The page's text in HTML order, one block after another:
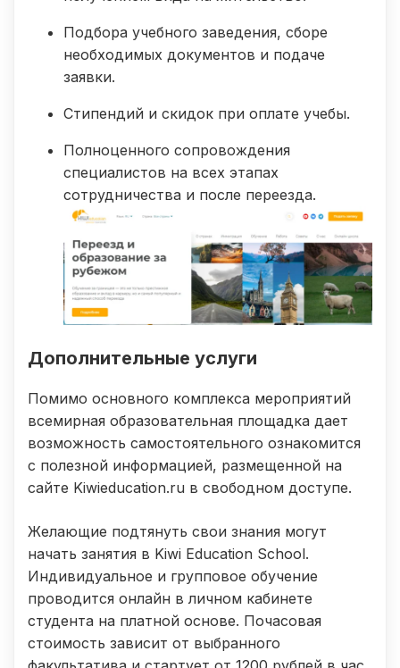
Подбора учебного заведения, сборе
необходимых документов и подаче
заявки.
Стипендий и скидок при оплате учебы.
Полноценного сопровождения
специалистов на всех этапах
сотрудничества и после переезда.
Дополнительные услуги
Помимо основного комплекса мероприятий
всемирная образовательная площадка дает
возможность самостоятельного ознакомится
с полезной информацией, размещенной на
сайте Kiwieducation.ru в свободном доступе.
Желающие подтянуть свои знания могут
начать занятия в Kiwi Education School.
Индивидуальное и групповое обучение
проводится онлайн в личном кабинете
студента на платной основе. Почасовая
стоимость зависит от выбранного